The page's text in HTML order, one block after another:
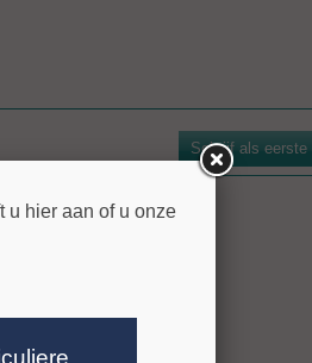
De boorkroon is voorzien van
spoelwerking. De
voor gangbare machines zijn leverbaar.
Schrijf als eerste
u hier aan of u onze